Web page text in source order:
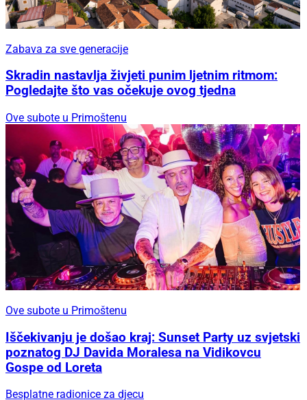
Uz Fenixe i chefa Dina Bebića
Rezervirajte petak za odličan ljetni izlazak:
Maratuša Beach Party vraća se na Brodaricu!
Od 11. do 14. kolovoza